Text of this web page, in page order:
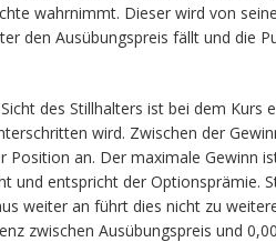
wahrnimmt. Dieser wird von
den Ausübungspreis fällt und die
des Stillhalters ist bei dem Kurs
wird. Zwischen der
Position an. Der maximale Gewinn
und entspricht der Optionsprämie.
weiter an führt dies nicht zu
zwischen Ausübungspreis und